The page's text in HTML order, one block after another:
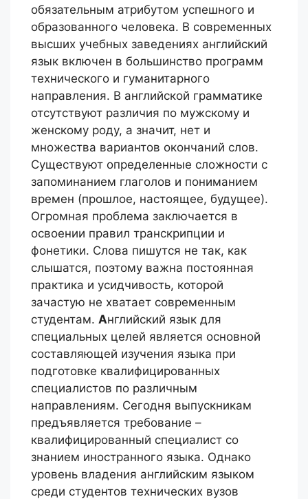
обязательным атрибутом успешного и
образованного человека. В современных
высших учебных заведениях английский
язык включен в большинство программ
технического и гуманитарного
направления. В английской грамматике
отсутствуют различия по мужскому и
женскому роду, а значит, нет и
множества вариантов окончаний слов.
Существуют определенные сложности с
запоминанием глаголов и пониманием
времен (прошлое, настоящее, будущее).
Огромная проблема заключается в
освоении правил транскрипции и
фонетики. Слова пишутся не так, как
слышатся, поэтому важна постоянная
практика и усидчивость, которой
зачастую не хватает современным
студентам. Английский язык для
специальных целей является основной
составляющей изучения языка при
подготовке квалифицированных
специалистов по различным
направлениям. Сегодня выпускникам
предъявляется требование –
квалифицированный специалист со
знанием иностранного языка. Однако
уровень владения английским языком
среди студентов технических вузов